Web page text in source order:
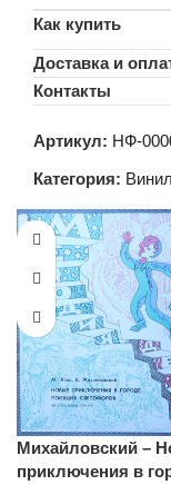
Как купить
Доставка и
Контакты
Артикул: НФ-
Категория:
Михайловский –
приключения в